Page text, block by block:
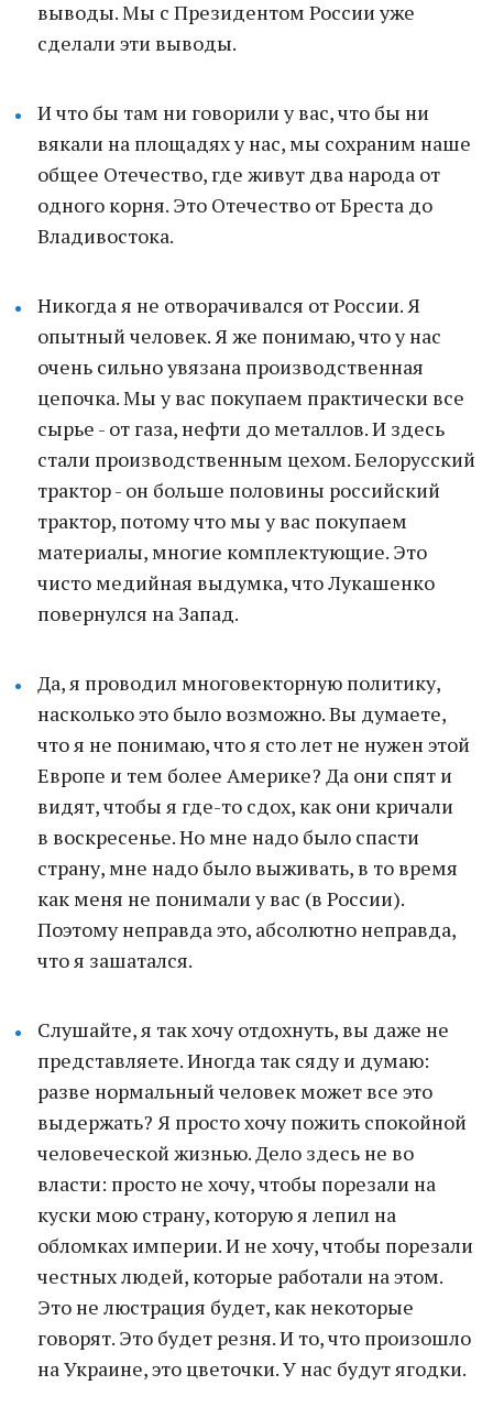
выводы. Мы с Президентом России уже
сделали эти выводы.
И что бы там ни говорили у вас, что бы ни
вякали на площадях у нас, мы сохраним наше
общее Отечество, где живут два народа от
одного корня. Это Отечество от Бреста до
Владивостока.
Никогда я не отворачивался от России. Я
опытный человек. Я же понимаю, что у нас
очень сильно увязана производственная
цепочка. Мы у вас покупаем практически все
сырье - от газа, нефти до металлов. И здесь
стали производственным цехом. Белорусский
трактор - он больше половины российский
трактор, потому что мы у вас покупаем
материалы, многие комплектующие. Это
чисто медийная выдумка, что Лукашенко
повернулся на Запад.
Да, я проводил многовекторную политику,
насколько это было возможно. Вы думаете,
что я не понимаю, что я сто лет не нужен этой
Европе и тем более Америке? Да они спят и
видят, чтобы я где-то сдох, как они кричали
в воскресенье. Но мне надо было спасти
страну, мне надо было выживать, в то время
как меня не понимали у вас (в России).
Поэтому неправда это, абсолютно неправда,
что я зашатался.
Слушайте, я так хочу отдохнуть, вы даже не
представляете. Иногда так сяду и думаю:
разве нормальный человек может все это
выдержать? Я просто хочу пожить спокойной
человеческой жизнью. Дело здесь не во
власти: просто не хочу, чтобы порезали на
куски мою страну, которую я лепил на
обломках империи. И не хочу, чтобы порезали
честных людей, которые работали на этом.
Это не люстрация будет, как некоторые
говорят. Это будет резня. И то, что произошло
на Украине, это цветочки. У нас будут ягодки.